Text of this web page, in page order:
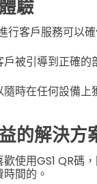
驗
行客戶服務可以
被引導到正確的
時在任何設備上
的解決方
使用GS1 QR碼
間的。